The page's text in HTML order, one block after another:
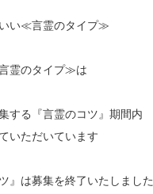
い≪言霊のタイプ≫
霊のタイプ≫は
する『言霊のコツ』期間内
いただいています
』は募集を終了いたしました